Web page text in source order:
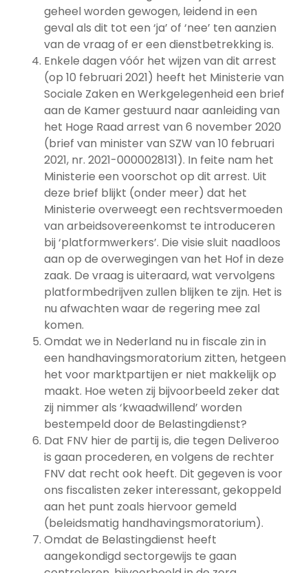
geheel worden gewogen, leidend in een
geval als dit tot een ‘ja’ of ‘nee’ ten aanzien
van de vraag of er een dienstbetrekking is.
Enkele dagen vóór het wijzen van dit arrest
(op 10 februari 2021) heeft het Ministerie van
Sociale Zaken en Werkgelegenheid een brief
aan de Kamer gestuurd naar aanleiding van
het Hoge Raad arrest van 6 november 2020
(brief van minister van SZW van 10 februari
2021, nr. 2021-0000028131). In feite nam het
Ministerie een voorschot op dit arrest. Uit
deze brief blijkt (onder meer) dat het
Ministerie overweegt een rechtsvermoeden
van arbeidsovereenkomst te introduceren
bij ‘platformwerkers’. Die visie sluit naadloos
aan op de overwegingen van het Hof in deze
zaak. De vraag is uiteraard, wat vervolgens
platformbedrijven zullen blijken te zijn. Het is
nu afwachten waar de regering mee zal
komen.
Omdat we in Nederland nu in fiscale zin in
een handhavingsmoratorium zitten, hetgeen
het voor marktpartijen er niet makkelijk op
maakt. Hoe weten zij bijvoorbeeld zeker dat
zij nimmer als ‘kwaadwillend’ worden
bestempeld door de Belastingdienst?
Dat FNV hier de partij is, die tegen Deliveroo
is gaan procederen, en volgens de rechter
FNV dat recht ook heeft. Dit gegeven is voor
ons fiscalisten zeker interessant, gekoppeld
aan het punt zoals hiervoor gemeld
(beleidsmatig handhavingsmoratorium).
Omdat de Belastingdienst heeft
aangekondigd sectorgewijs te gaan